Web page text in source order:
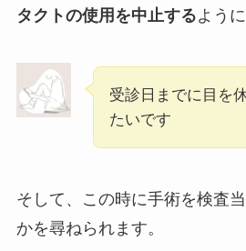
タクトの使用を中止するよう
受診日までに目を
たいです
そして、この時に手術を検査
かを尋ねられます。